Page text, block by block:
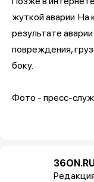
жуткой аварии. На
результате
повреждения,
боку.
Фото - пресс-